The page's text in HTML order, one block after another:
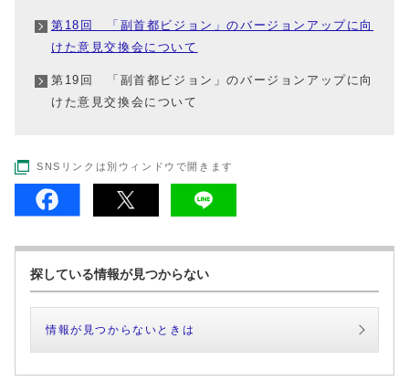
第18回 「副首都ビジョン」のバージョンアップに向
けた意見交換会について
第19回 「副首都ビジョン」のバージョンアップに向
けた意見交換会について
SNSリンクは別ウィンドウで開きます
探している情報が見つからない
情報が見つからないときは